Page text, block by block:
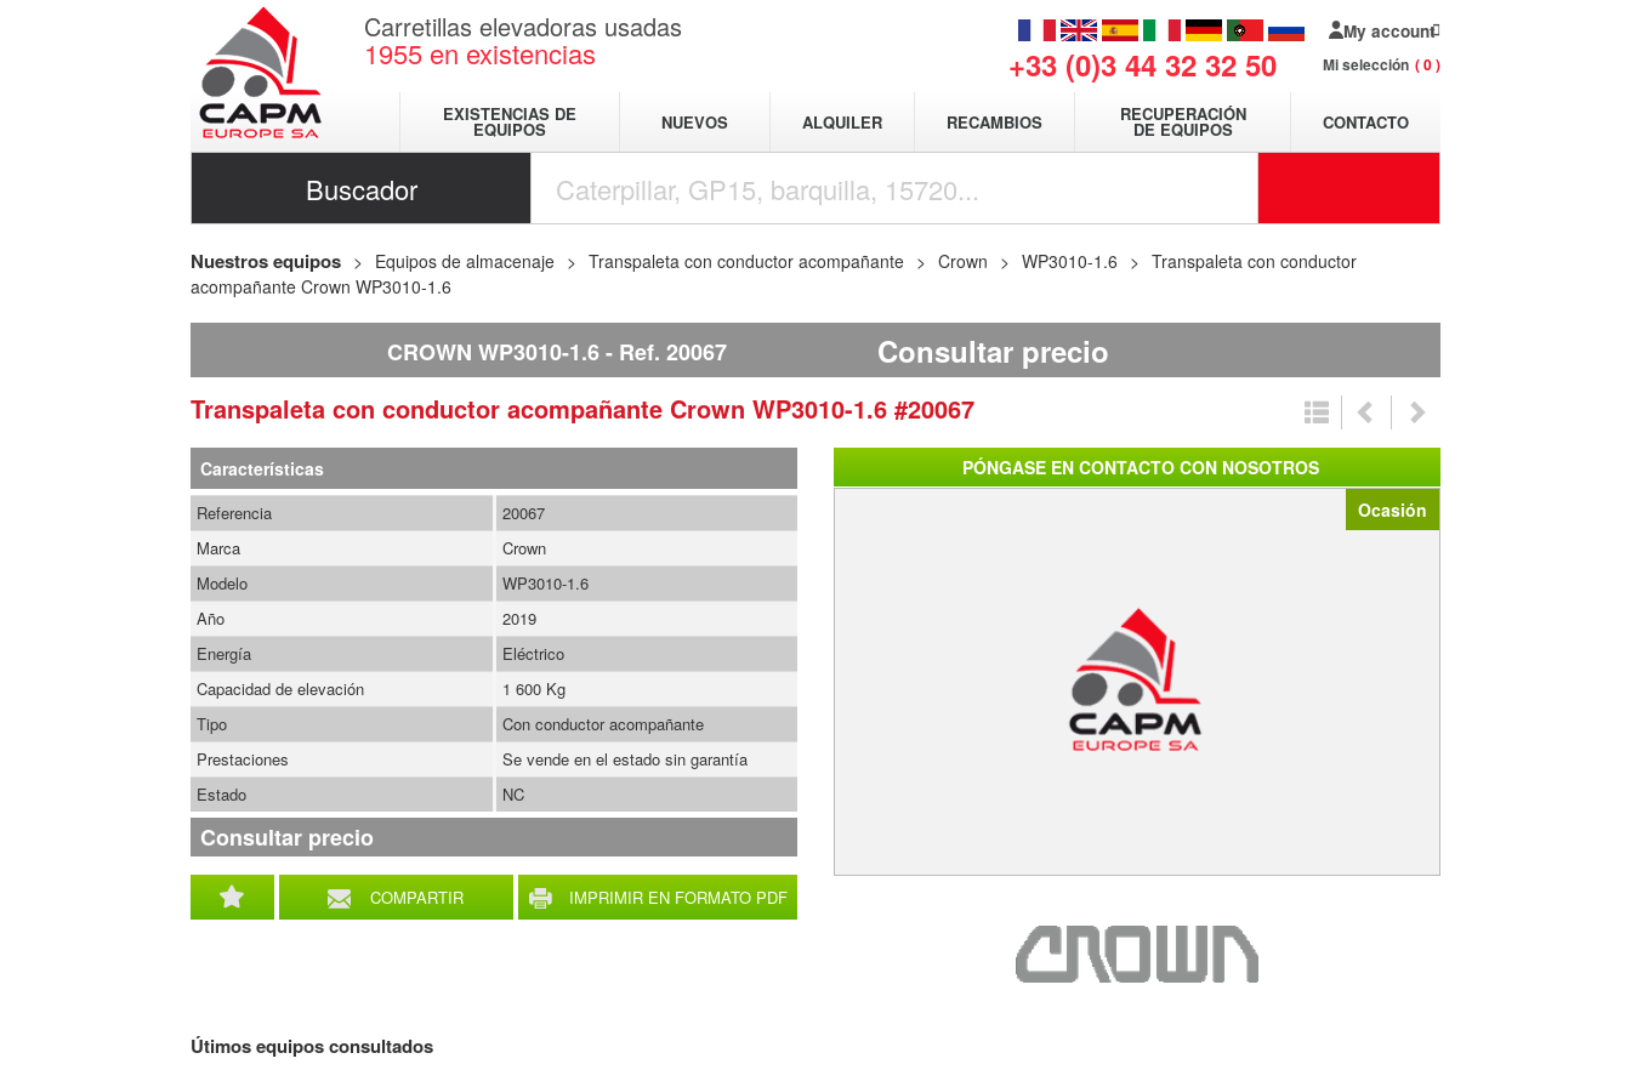
Carretillas elevadoras usadas
1955 en existencias +33 (0)3 44 32 32 50
My account
Mi selección 0
EXISTENCIAS DE
EQUIPOS NUEVOS ALQUILER RECAMBIOS RECUPERACIÓN
DE EQUIPOS CONTACTO
Buscador
Nuestros equipos Equipos de almacenaje Transpaleta con conductor acompañante Crown WP3010-1.6
Transpaleta con conductor
acompañante Crown WP3010-1.6
CROWN WP3010-1.6 Ref. 20067 Consultar precio
Transpaleta con conductor acompañante Crown WP3010-1.6 #20067
Ocasión
Características
COMPARTIR IMPRIMIR EN FORMATO PDF
Referencia
20067
Marca
Crown
Modelo
WP3010-1.6
Año
2019
Energía
Eléctrico
Capacidad de elevación
1 600 Kg
Tipo
Con conductor acompañante
Prestaciones
Se vende en el estado sin garantía
Estado
NC
Consultar precio
PÓNGASE EN CONTACTO CON NOSOTROS
Útimos equipos consultados